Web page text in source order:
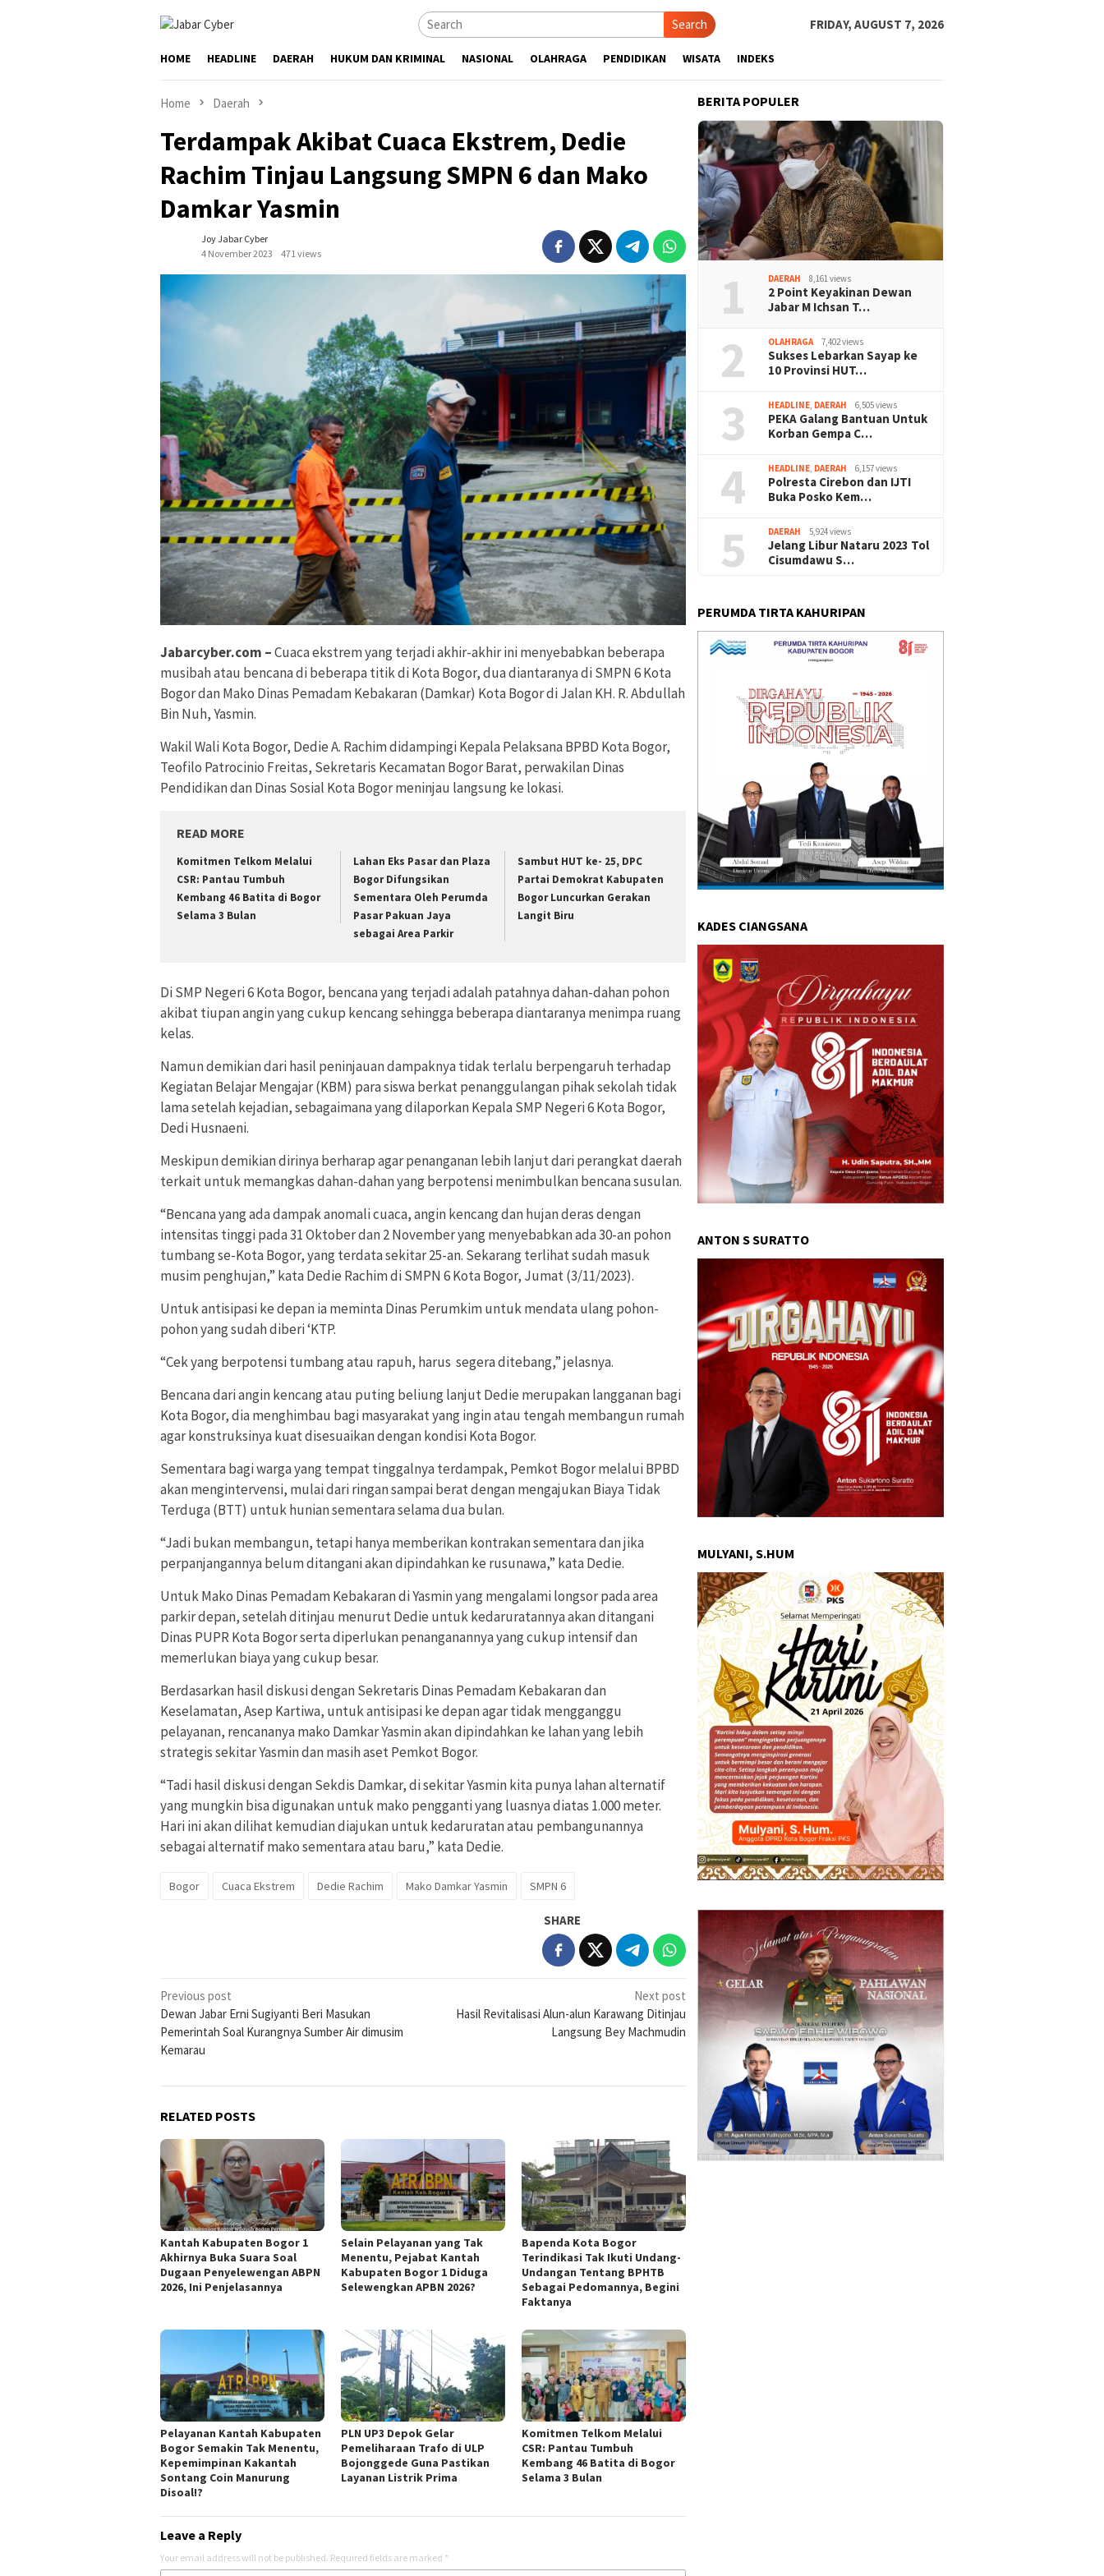
Search FRIDAY, AUGUST 7, 2026
HOME HEADLINE DAERAH HUKUM DAN KRIMINAL NASIONAL OLAHRAGA PENDIDIKAN WISATA INDEKS
Home Daerah
Terdampak Akibat Cuaca Ekstrem, Dedie
Rachim Tinjau Langsung SMPN 6 dan Mako
Damkar Yasmin
Joy Jabar Cyber
4 November 2023
471 views
Jabarcyber.com –Cuaca ekstrem yang terjadi akhir-akhir ini menyebabkan beberapa
musibah atau bencana di beberapa titik di Kota Bogor, dua diantaranya di SMPN 6 Kota
Bogor dan Mako Dinas Pemadam Kebakaran (Damkar) Kota Bogor di Jalan KH. R. Abdullah
Bin Nuh, Yasmin.
Wakil Wali Kota Bogor, Dedie A. Rachim didampingi Kepala Pelaksana BPBD Kota Bogor,
Teofilo Patrocinio Freitas, Sekretaris Kecamatan Bogor Barat, perwakilan Dinas
Pendidikan dan Dinas Sosial Kota Bogor meninjau langsung ke lokasi.
READ MORE
Komitmen Telkom Melalui
CSR: Pantau Tumbuh
Kembang 46 Batita di Bogor
Selama 3 Bulan
Lahan Eks Pasar dan Plaza
Bogor Difungsikan
Sementara Oleh Perumda
Pasar Pakuan Jaya
sebagai Area Parkir
Sambut HUT ke- 25, DPC
Partai Demokrat Kabupaten
Bogor Luncurkan Gerakan
Langit Biru
Di SMP Negeri 6 Kota Bogor, bencana yang terjadi adalah patahnya dahan-dahan pohon
akibat tiupan angin yang cukup kencang sehingga beberapa diantaranya menimpa ruang
kelas.
Namun demikian dari hasil peninjauan dampaknya tidak terlalu berpengaruh terhadap
Kegiatan Belajar Mengajar (KBM) para siswa berkat penanggulangan pihak sekolah tidak
lama setelah kejadian, sebagaimana yang dilaporkan Kepala SMP Negeri 6 Kota Bogor,
Dedi Husnaeni.
Meskipun demikian dirinya berharap agar penanganan lebih lanjut dari perangkat daerah
terkait untuk memangkas dahan-dahan yang berpotensi menimbulkan bencana susulan.
“Bencana yang ada dampak anomali cuaca, angin kencang dan hujan deras dengan
intensitas tinggi pada 31 Oktober dan 2 November yang menyebabkan ada 30-an pohon
tumbang se-Kota Bogor, yang terdata sekitar 25-an. Sekarang terlihat sudah masuk
musim penghujan,” kata Dedie Rachim di SMPN 6 Kota Bogor, Jumat (3/11/2023).
Untuk antisipasi ke depan ia meminta Dinas Perumkim untuk mendata ulang pohon-
pohon yang sudah diberi ‘KTP.
“Cek yang berpotensi tumbang atau rapuh, harus segera ditebang,” jelasnya.
Bencana dari angin kencang atau puting beliung lanjut Dedie merupakan langganan bagi
Kota Bogor, dia menghimbau bagi masyarakat yang ingin atau tengah membangun rumah
agar konstruksinya kuat disesuaikan dengan kondisi Kota Bogor.
Sementara bagi warga yang tempat tinggalnya terdampak, Pemkot Bogor melalui BPBD
akan mengintervensi, mulai dari ringan sampai berat dengan mengajukan Biaya Tidak
Terduga (BTT) untuk hunian sementara selama dua bulan.
“Jadi bukan membangun, tetapi hanya memberikan kontrakan sementara dan jika
perpanjangannya belum ditangani akan dipindahkan ke rusunawa,” kata Dedie.
Untuk Mako Dinas Pemadam Kebakaran di Yasmin yang mengalami longsor pada area
parkir depan, setelah ditinjau menurut Dedie untuk kedaruratannya akan ditangani
Dinas PUPR Kota Bogor serta diperlukan penanganannya yang cukup intensif dan
memerlukan biaya yang cukup besar.
Berdasarkan hasil diskusi dengan Sekretaris Dinas Pemadam Kebakaran dan
Keselamatan, Asep Kartiwa, untuk antisipasi ke depan agar tidak mengganggu
pelayanan, rencananya mako Damkar Yasmin akan dipindahkan ke lahan yang lebih
strategis sekitar Yasmin dan masih aset Pemkot Bogor.
“Tadi hasil diskusi dengan Sekdis Damkar, di sekitar Yasmin kita punya lahan alternatif
yang mungkin bisa digunakan untuk mako pengganti yang luasnya diatas 1.000 meter.
Hari ini akan dilihat kemudian diajukan untuk kedaruratan atau pembangunannya
sebagai alternatif mako sementara atau baru,” kata Dedie.
Bogor Cuaca Ekstrem Dedie Rachim Mako Damkar Yasmin SMPN 6
SHARE
Post
navigation
Previous post
Dewan Jabar Erni Sugiyanti Beri Masukan
Pemerintah Soal Kurangnya Sumber Air dimusim
Kemarau
Next post
Hasil Revitalisasi Alun-alun Karawang Ditinjau
Langsung Bey Machmudin
RELATED POSTS
Kantah Kabupaten Bogor 1
Akhirnya Buka Suara Soal
Dugaan Penyelewengan ABPN
2026, Ini Penjelasannya
Selain Pelayanan yang Tak
Menentu, Pejabat Kantah
Kabupaten Bogor 1 Diduga
Selewengkan APBN 2026?
Bapenda Kota Bogor
Terindikasi Tak Ikuti Undang-
Undangan Tentang BPHTB
Sebagai Pedomannya, Begini
Faktanya
Pelayanan Kantah Kabupaten
Bogor Semakin Tak Menentu,
Kepemimpinan Kakantah
Sontang Coin Manurung
Disoal!?
PLN UP3 Depok Gelar
Pemeliharaan Trafo di ULP
Bojonggede Guna Pastikan
Layanan Listrik Prima
Komitmen Telkom Melalui
CSR: Pantau Tumbuh
Kembang 46 Batita di Bogor
Selama 3 Bulan
Leave a Reply
Your email address will not be published. Required fields are marked *
BERITA POPULER
1 DAERAH 8,161 views
2 Point Keyakinan Dewan
Jabar M Ichsan T…
2 OLAHRAGA 7,402 views
Sukses Lebarkan Sayap ke
10 Provinsi HUT…
3 HEADLINE DAERAH 6,505 views
PEKA Galang Bantuan Untuk
Korban Gempa C…
4 HEADLINE DAERAH 6,157 views
Polresta Cirebon dan IJTI
Buka Posko Kem…
5 DAERAH 5,924 views
Jelang Libur Nataru 2023 Tol
Cisumdawu S…
PERUMDA TIRTA KAHURIPAN
KADES CIANGSANA
ANTON S SURATTO
MULYANI, S.HUM